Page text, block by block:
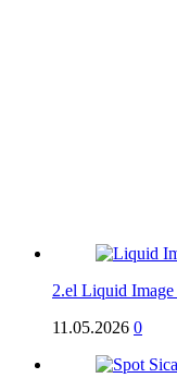
2.el Liquid Image
11.05.2026 0